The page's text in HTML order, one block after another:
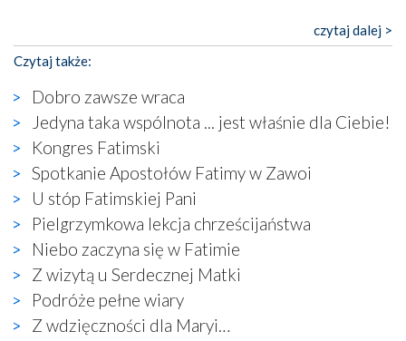
katolickiego kultu. Tylko co wspólnego z żywą,
autentyczną wiarą mogą mieć płaskie, szare bunkry albo
kaplice, w których Tabernakulum przypomina bardziej
skrzynkę na narzędzia? Albo co powiedzieć o ustawionym
tuż przy nowej bazylice wielkim krzyżu, na którym
zamiast Chrystusa umieszczono dziwaczną postać jakby
wyjętą ze starożytnych hieroglifów? W kulturowym
kontekście naszych czasów to raczej karykatura niż godny
wizerunek Zbawiciela…
Zatem nawet w bezpośrednim otoczeniu sanktuarium
naocznie przekonaliśmy się, że wewnątrz Kościoła toczy
się ogromna walka o kształt katolicyzmu i o serca
wierzących. Do czego to zmaganie może prowadzić,
widzieliśmy w urokliwym, niewielkim mieście Obidos,
gdzie w miejscu dawnego kościoła działa dzisiaj…
księgarnia.
czytaj dalej >
Czytaj także:
Dobro zawsze wraca
Jedyna taka wspólnota ... jest właśnie dla Ciebie!
Kongres Fatimski
Spotkanie Apostołów Fatimy w Zawoi
U stóp Fatimskiej Pani
Pielgrzymkowa lekcja chrześcijaństwa
Niebo zaczyna się w Fatimie
Z wizytą u Serdecznej Matki
Podróże pełne wiary
Z wdzięczności dla Maryi…